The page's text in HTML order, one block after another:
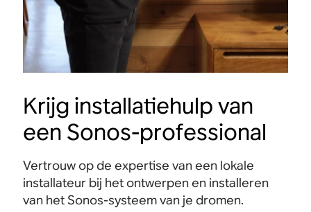
Krijg installatiehulp van
een Sonos-professional
Vertrouw op de expertise van een lokale
installateur bij het ontwerpen en installeren
van het Sonos-systeem van je dromen.